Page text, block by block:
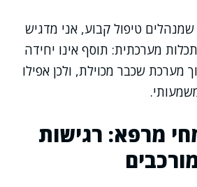
טיפול קבוע, אני מדגיש
מערכתית: תוסף אינו יחידה
מערכת שכבר מכוילת, ולכן אפילו
מרפא: רגישות